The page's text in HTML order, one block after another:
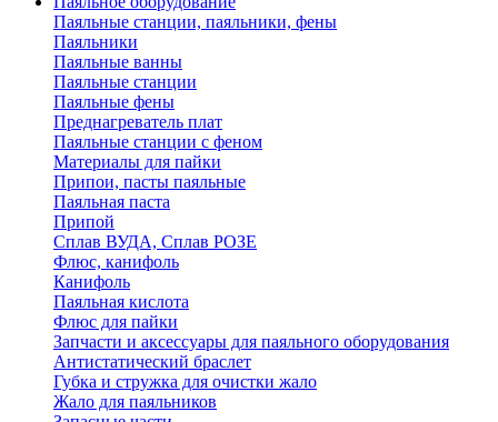
Паяльные станции, паяльники, фены
Паяльники
Паяльные ванны
Паяльные станции
Паяльные фены
Преднагреватель плат
Паяльные станции с феном
Материалы для пайки
Припои, пасты паяльные
Паяльная паста
Припой
Сплав ВУДА, Сплав РОЗЕ
Флюс, канифоль
Канифоль
Паяльная кислота
Флюс для пайки
Запчасти и аксессуары для паяльного оборудования
Антистатический браслет
Губка и стружка для очистки жало
Жало для паяльников